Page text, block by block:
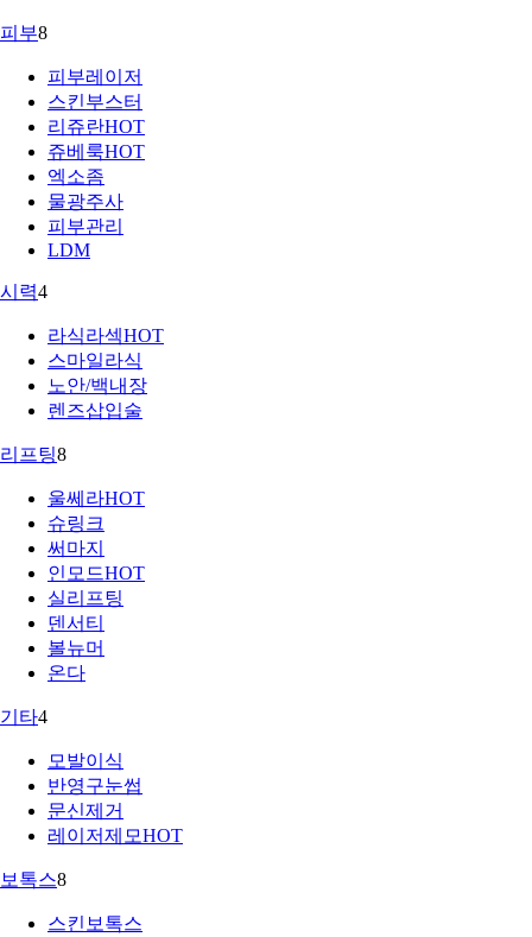
피부8
피부레이저
스킨부스터
리쥬란HOT
쥬베룩HOT
엑소좀
물광주사
피부관리
LDM
시력4
라식라섹HOT
스마일라식
노안/백내장
렌즈삽입술
리프팅8
울쎄라HOT
슈링크
써마지
인모드HOT
실리프팅
덴서티
볼뉴머
온다
기타4
모발이식
반영구눈썹
문신제거
레이저제모HOT
보톡스8
스킨보톡스